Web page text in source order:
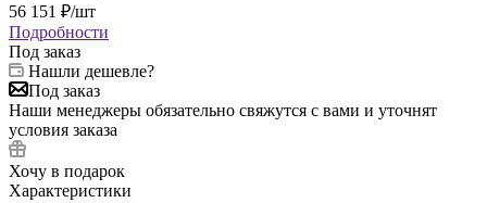
56 151 ₽/шт
Подробности
Под заказ
Нашли дешевле?
Под заказ
Наши менеджеры обязательно свяжутся с вами и уточнят
условия заказа
Хочу в подарок
Характеристики